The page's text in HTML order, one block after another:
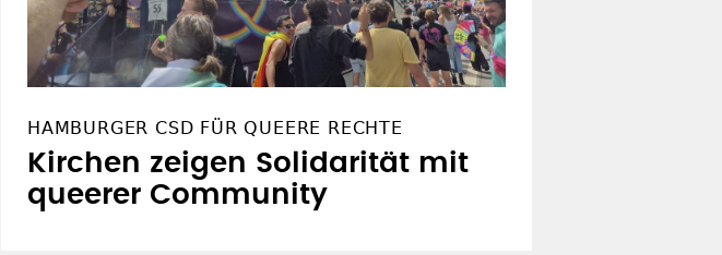
HAMBURGER CSD FÜR QUEERE RECHTE
Kirchen zeigen Solidarität mit
queerer Community